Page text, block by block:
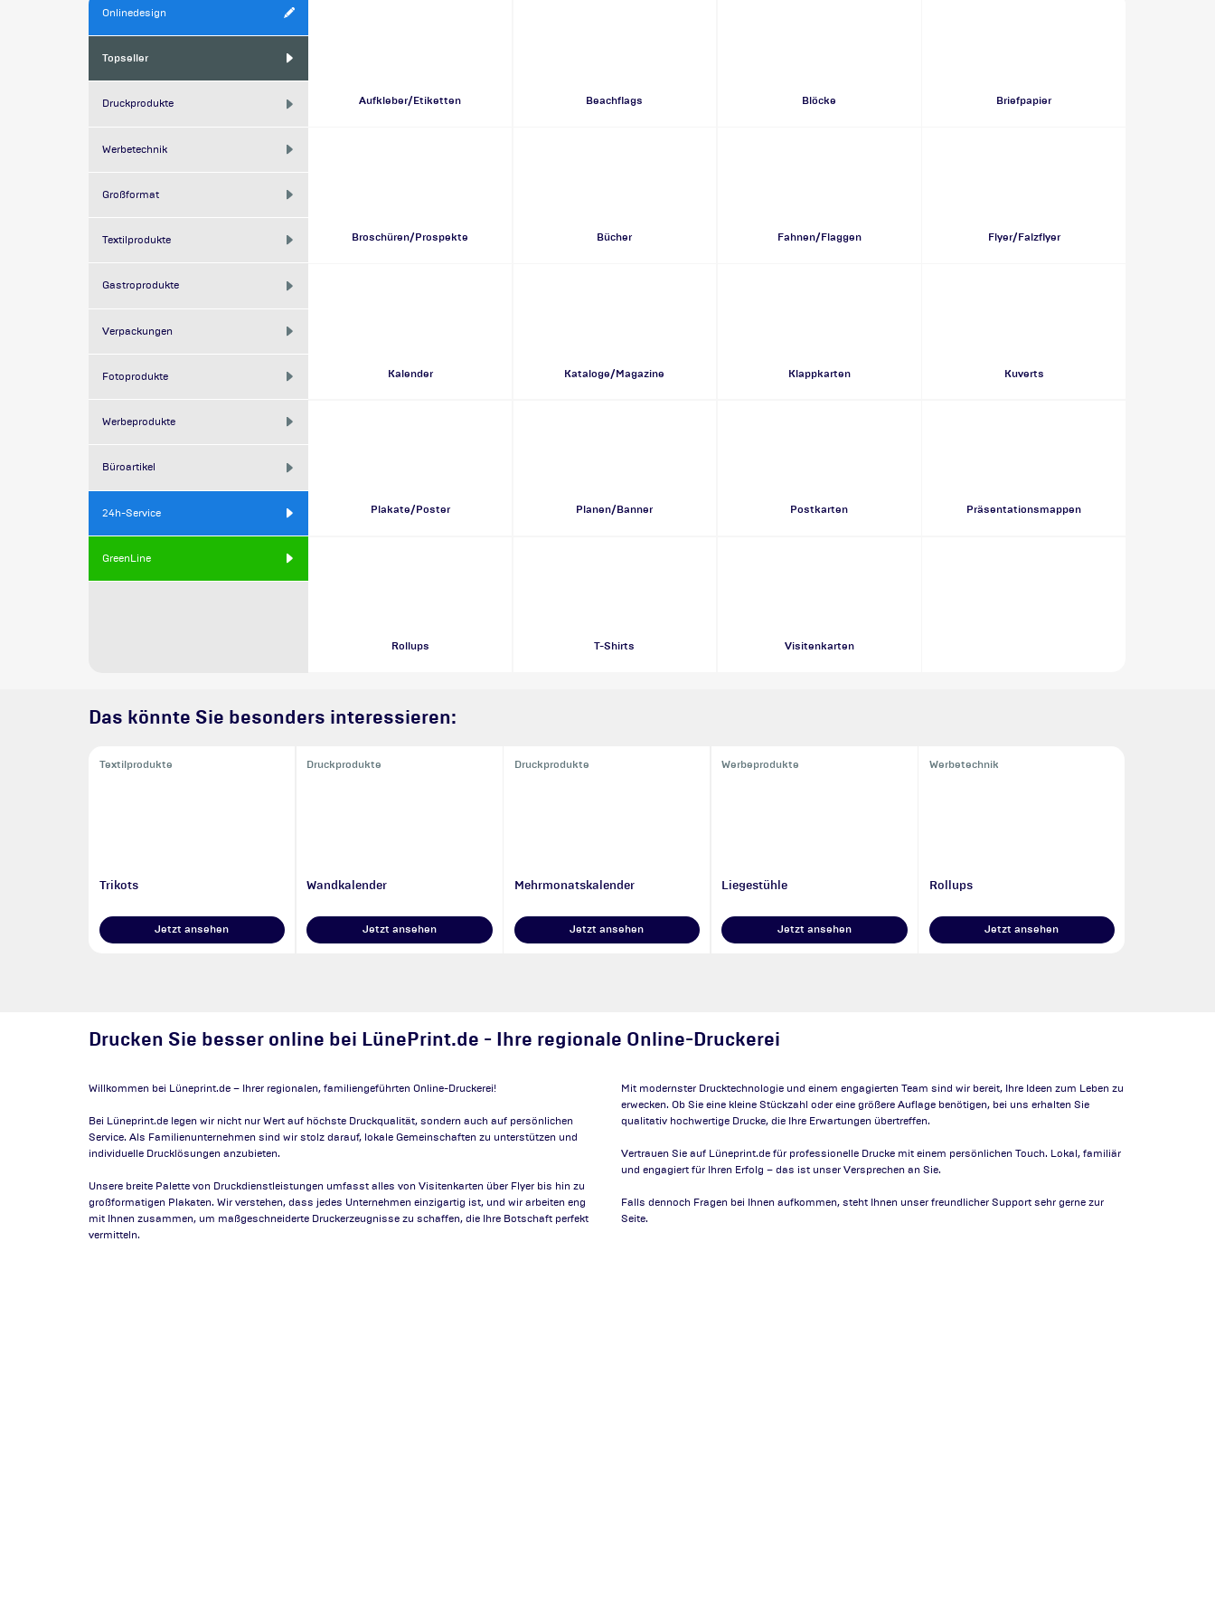
Onlinedesign
Topseller
Druckprodukte
Werbetechnik
Großformat
Textilprodukte
Gastroprodukte
Verpackungen
Fotoprodukte
Werbeprodukte
Büroartikel
24h-Service
GreenLine
Aufkleber/Etiketten Beachflags Blöcke Briefpapier
Broschüren/Prospekte Bücher Fahnen/Flaggen Flyer/Falzflyer
Kalender Kataloge/Magazine Klappkarten Kuverts
Plakate/Poster Planen/Banner Postkarten Präsentationsmappen
Rollups T-Shirts Visitenkarten
Das könnte Sie besonders interessieren:
Textilprodukte
Trikots
Jetzt ansehen
Druckprodukte
Wandkalender
Jetzt ansehen
Druckprodukte
Mehrmonatskalender
Jetzt ansehen
Werbeprodukte
Liegestühle
Jetzt ansehen
Werbetechnik
Rollups
Jetzt ansehen
Drucken Sie besser online bei LünePrint.de - Ihre regionale Online-Druckerei
Willkommen bei Lüneprint.de – Ihrer regionalen, familiengeführten Online-Druckerei!
Bei Lüneprint.de legen wir nicht nur Wert auf höchste Druckqualität, sondern auch auf persönlichen
Service. Als Familienunternehmen sind wir stolz darauf, lokale Gemeinschaften zu unterstützen und
individuelle Drucklösungen anzubieten.
Unsere breite Palette von Druckdienstleistungen umfasst alles von Visitenkarten über Flyer bis hin zu
großformatigen Plakaten. Wir verstehen, dass jedes Unternehmen einzigartig ist, und wir arbeiten eng
mit Ihnen zusammen, um maßgeschneiderte Druckerzeugnisse zu schaffen, die Ihre Botschaft perfekt
vermitteln.
Mit modernster Drucktechnologie und einem engagierten Team sind wir bereit, Ihre Ideen zum Leben zu
erwecken. Ob Sie eine kleine Stückzahl oder eine größere Auflage benötigen, bei uns erhalten Sie
qualitativ hochwertige Drucke, die Ihre Erwartungen übertreffen.
Vertrauen Sie auf Lüneprint.de für professionelle Drucke mit einem persönlichen Touch. Lokal, familiär
und engagiert für Ihren Erfolg – das ist unser Versprechen an Sie.
Falls dennoch Fragen bei Ihnen aufkommen, steht Ihnen unser freundlicher Support sehr gerne zur
Seite.